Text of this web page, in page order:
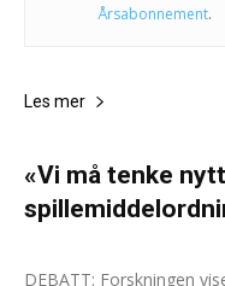
Årsabonnement.
Les mer
«Vi må tenke
Lisa Mari Watson - 16.
DEBATT: Forskningen